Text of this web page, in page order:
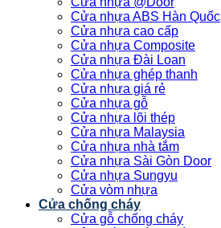
Cửa nhựa ABS Hàn Quốc
Cửa nhựa cao cấp
Cửa nhựa Composite
Cửa nhựa Đài Loan
Cửa nhựa ghép thanh
Cửa nhựa giá rẻ
Cửa nhựa gỗ
Cửa nhựa lõi thép
Cửa nhựa Malaysia
Cửa nhựa nhà tắm
Cửa nhựa Sài Gòn Door
Cửa nhựa Sungyu
Cửa vòm nhựa
Cửa chống cháy
Cửa gỗ chống cháy